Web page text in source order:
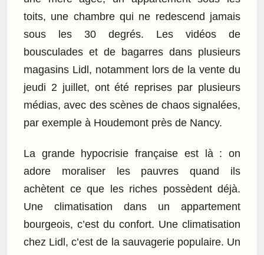
toits, une chambre qui ne redescend jamais
sous les 30 degrés. Les vidéos de
bousculades et de bagarres dans plusieurs
magasins Lidl, notamment lors de la vente du
jeudi 2 juillet, ont été reprises par plusieurs
médias, avec des scènes de chaos signalées,
par exemple à Houdemont près de Nancy.
La grande hypocrisie française est là : on
adore moraliser les pauvres quand ils
achètent ce que les riches possèdent déjà.
Une climatisation dans un appartement
bourgeois, c’est du confort. Une climatisation
chez Lidl, c’est de la sauvagerie populaire. Un